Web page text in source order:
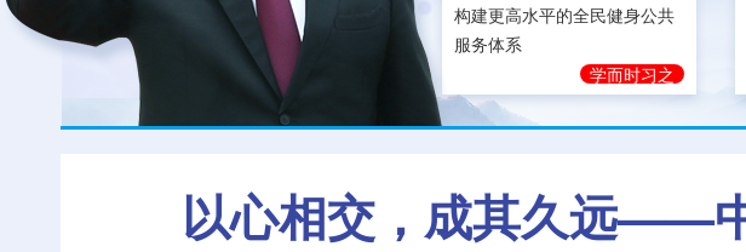
构建更高水平的全民健身公共
服务体系
学而时习之
以心相交，成其久远——